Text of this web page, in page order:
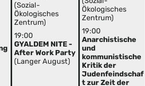
(Sozial-
Ökologisches
Zentrum)
19:00
GYALDEM NITE -
After Work Party
(Langer August)
Ökologisches
Zentrum)
19:00
Anarchistische
und
kommunistische
Kritik der
Judenfeindschaf
t zur Zeit der